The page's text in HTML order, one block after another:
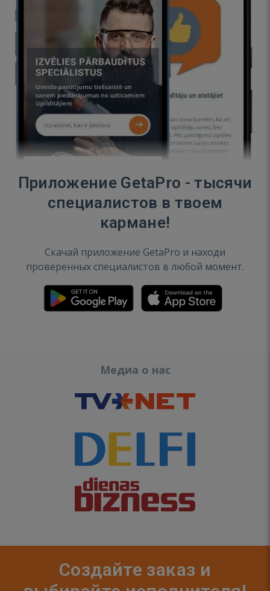
Приложение GetaPro - тысячи
специалистов в твоем
кармане!
Скачай приложение GetaPro и находи
проверенных специалистов в любой момент.
Медиа о нас
Создайте заказ и